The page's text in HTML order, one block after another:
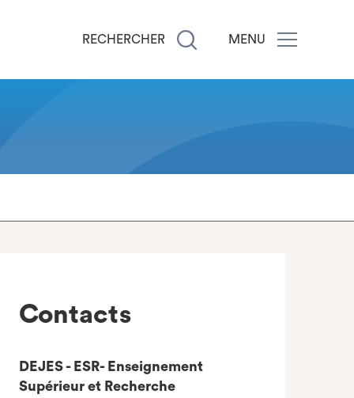
RECHERCHER MENU
Contacts
DEJES - ESR- Enseignement
Supérieur et Recherche